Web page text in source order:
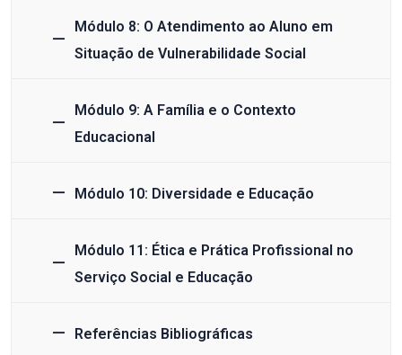
Módulo 8: O Atendimento ao Aluno em
Situação de Vulnerabilidade Social
Módulo 9: A Família e o Contexto
Educacional
Módulo 10: Diversidade e Educação
Módulo 11: Ética e Prática Profissional no
Serviço Social e Educação
Referências Bibliográficas